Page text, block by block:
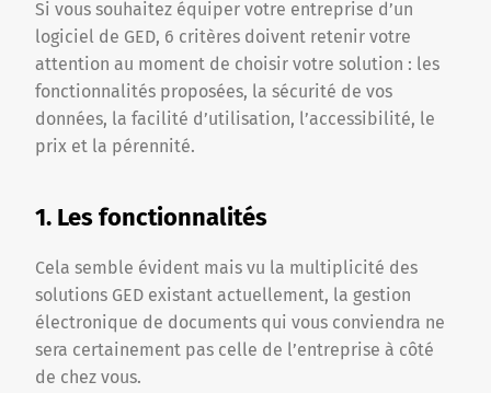
Si vous souhaitez équiper votre entreprise d’un
logiciel de GED, 6 critères doivent retenir votre
attention au moment de choisir votre solution : les
fonctionnalités proposées, la sécurité de vos
données, la facilité d’utilisation, l’accessibilité, le
prix et la pérennité.
1. Les fonctionnalités
Cela semble évident mais vu la multiplicité des
solutions GED existant actuellement, la gestion
électronique de documents qui vous conviendra ne
sera certainement pas celle de l’entreprise à côté
de chez vous.